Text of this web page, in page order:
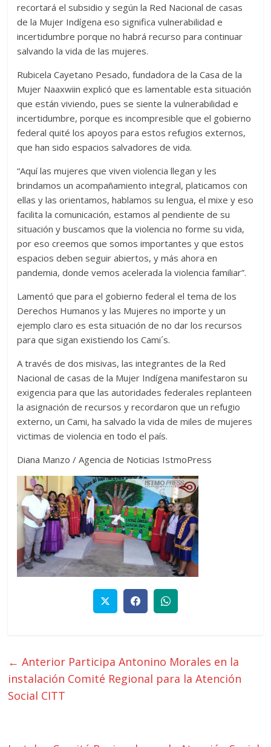
recortará el subsidio y según la Red Nacional de casas
de la Mujer Indígena eso significa vulnerabilidad e
incertidumbre porque no habrá recurso para continuar
salvando la vida de las mujeres.
Rubicela Cayetano Pesado, fundadora de la Casa de la
Mujer Naaxwiin explicó que es lamentable esta situación
que están viviendo, pues se siente la vulnerabilidad e
incertidumbre, porque es incompresible que el gobierno
federal quité los apoyos para estos refugios externos,
que han sido espacios salvadores de vida.
“Aquí las mujeres que viven violencia llegan y les
brindamos un acompañamiento integral, platicamos con
ellas y las orientamos, hablamos su lengua, el mixe y eso
facilita la comunicación, estamos al pendiente de su
situación y buscamos que la violencia no forme su vida,
por eso creemos que somos importantes y que estos
espacios deben seguir abiertos, y más ahora en
pandemia, donde vemos acelerada la violencia familiar”.
Lamentó que para el gobierno federal el tema de los
Derechos Humanos y las Mujeres no importe y un
ejemplo claro es esta situación de no dar los recursos
para que sigan existiendo los Cami´s.
A través de dos misivas, las integrantes de la Red
Nacional de casas de la Mujer Indígena manifestaron su
exigencia para que las autoridades federales replanteen
la asignación de recursos y recordaron que un refugio
externo, un Cami, ha salvado la vida de miles de mujeres
victimas de violencia en todo el país.
Diana Manzo / Agencia de Noticias IstmoPress
← Anterior Participa Antonino Morales en la
instalación Comité Regional para la Atención
Social CITT